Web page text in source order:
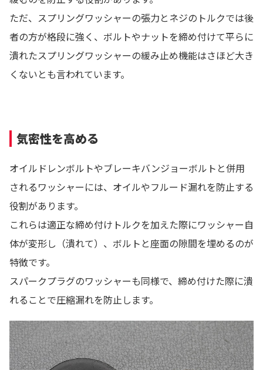
ただ、スプリングワッシャーの張力とネジのトルクでは後
者の方が格段に強く、ボルトやナットを締め付けて平らに
潰れたスプリングワッシャーの緩み止め機能はさほど大き
くないとも言われています。
気密性を高める
オイルドレンボルトやブレーキバンジョーボルトと併用
されるワッシャーには、オイルやフルード漏れを防止する
役割があります。
これらは適正な締め付けトルクを加えた際にワッシャー自
体が変形し（潰れて）、ボルトと座面の隙間を埋めるのが
特徴です。
スパークプラグのワッシャーも同様で、締め付けた際に潰
れることで圧縮漏れを防止します。